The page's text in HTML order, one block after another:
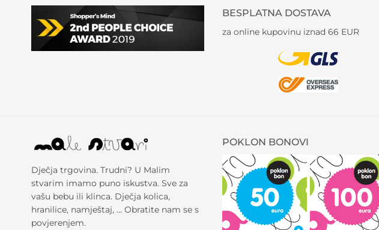
BESPLATNA DOSTAVA
za online kupovinu iznad 66 EUR
Dječja trgovina. Trudni? U Malim
stvarim imamo puno iskustva. Sve za
vašu bebu ili klinca. Dječja kolica,
hranilice, namještaj, … Obratite nam se s
povjerenjem.
POKLON BONOVI